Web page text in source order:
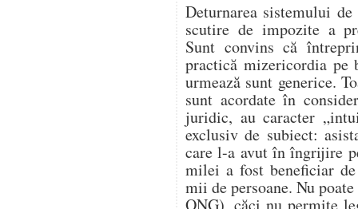
Deturnarea sistemului
scutire de impozite a
Sunt convins că
practică mizericordia pe
urmează sunt generice.
sunt acordate în
juridic, au caracter
exclusiv de subiect:
care l-a avut în îngrijire
milei a fost beneficiar
mii de persoane. Nu
ONG), căci nu permite